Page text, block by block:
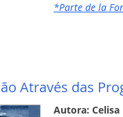
*Parte de la
Através das
Autora: Celisa